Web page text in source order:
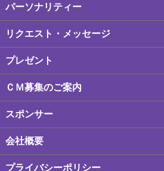
パーソナリティー
リクエスト・メッセージ
プレゼント
ＣＭ募集のご案内
スポンサー
会社概要
プライバシーポリシー